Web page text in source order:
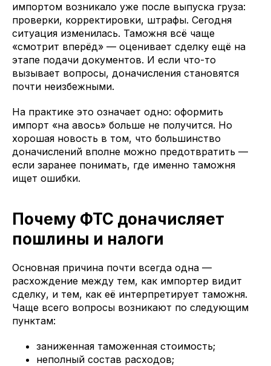
импортом возникало уже после выпуска груза:
проверки, корректировки, штрафы. Сегодня
ситуация изменилась. Таможня всё чаще
«смотрит вперёд» — оценивает сделку ещё на
этапе подачи документов. И если что-то
вызывает вопросы, доначисления становятся
почти неизбежными.
На практике это означает одно: оформить
импорт «на авось» больше не получится. Но
хорошая новость в том, что большинство
доначислений вполне можно предотвратить —
если заранее понимать, где именно таможня
ищет ошибки.
Почему ФТС доначисляет
пошлины и налоги
Основная причина почти всегда одна —
расхождение между тем, как импортер видит
сделку, и тем, как её интерпретирует таможня.
Чаще всего вопросы возникают по следующим
пунктам:
заниженная таможенная стоимость;
неполный состав расходов;